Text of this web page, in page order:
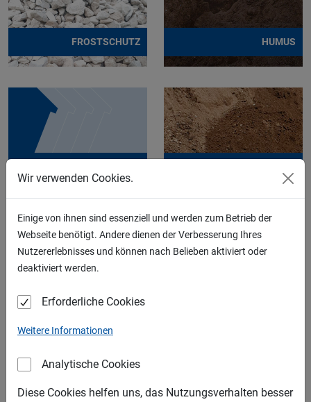
FROSTSCHUTZ HUMUS
Wir verwenden Cookies.
Einige von ihnen sind essenziell und werden zum Betrieb der
Webseite benötigt. Andere dienen der Verbesserung Ihres
Nutzererlebnisses und können nach Belieben aktiviert oder
deaktiviert werden.
Erforderliche Cookies
Weitere Informationen
Analytische Cookies
Diese Cookies helfen uns, das Nutzungsverhalten besser